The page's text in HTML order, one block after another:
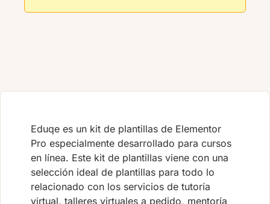
Eduqe es un kit de plantillas de Elementor
Pro especialmente desarrollado para cursos
en línea. Este kit de plantillas viene con una
selección ideal de plantillas para todo lo
relacionado con los servicios de tutoría
virtual, talleres virtuales a pedido, mentoría